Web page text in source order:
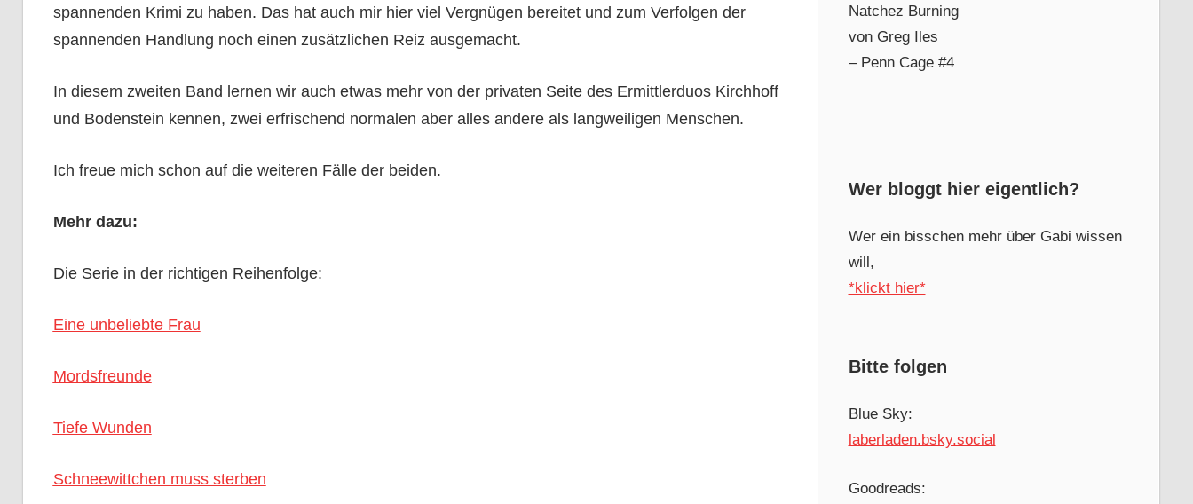
spannenden Krimi zu haben. Das hat auch mir hier viel Vergnügen bereitet und zum Verfolgen der
spannenden Handlung noch einen zusätzlichen Reiz ausgemacht.
In diesem zweiten Band lernen wir auch etwas mehr von der privaten Seite des Ermittlerduos Kirchhoff
und Bodenstein kennen, zwei erfrischend normalen aber alles andere als langweiligen Menschen.
Ich freue mich schon auf die weiteren Fälle der beiden.
Mehr dazu:
Die Serie in der richtigen Reihenfolge:
Eine unbeliebte Frau
Mordsfreunde
Tiefe Wunden
Schneewittchen muss sterben
Natchez Burning
von Greg Iles
– Penn Cage #4
Wer bloggt hier eigentlich?
Wer ein bisschen mehr über Gabi wissen
will,
*klickt hier*
Bitte folgen
Blue Sky:
laberladen.bsky.social
Goodreads: